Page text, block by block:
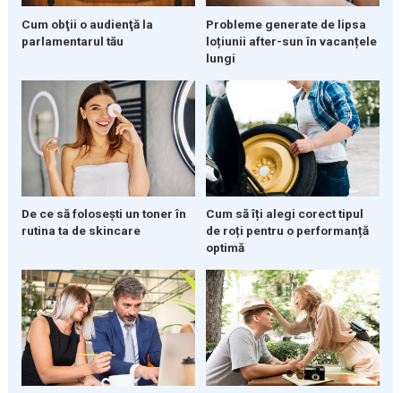
Cum obţii o audienţă la
parlamentarul tău
Probleme generate de lipsa
loțiunii after-sun în vacanțele
lungi
De ce să folosești un toner în
rutina ta de skincare
Cum să îți alegi corect tipul
de roți pentru o performanță
optimă